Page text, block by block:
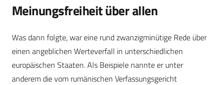
Meinungsfreiheit über allen
Was dann folgte, war eine rund zwanzigminütige Rede über
einen angeblichen Werteverfall in unterschiedlichen
europäischen Staaten. Als Beispiele nannte er unter
anderem die vom rumänischen Verfassungsgericht